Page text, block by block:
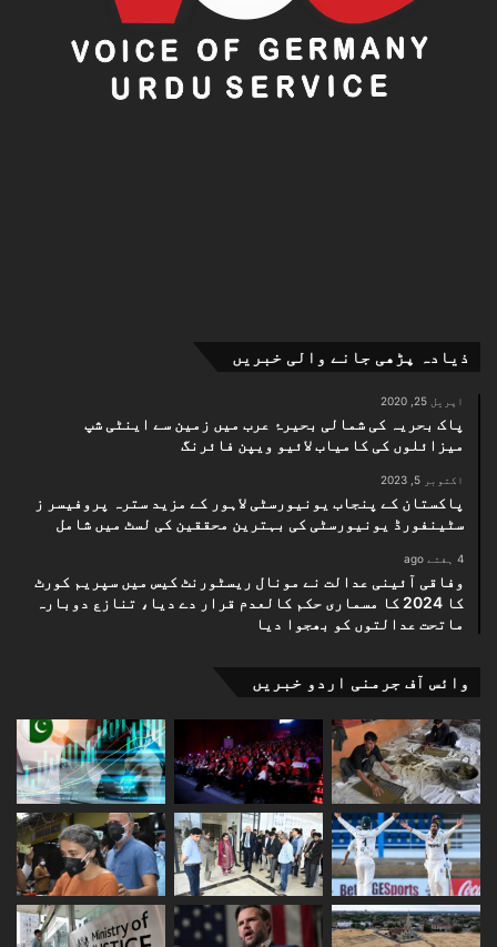
ذیادہ پڑھی جانے والی خبریں
اپریل 25, 2020
پاک بحریہ کی شمالی بحیرۂ عرب میں زمین سے اینٹی شپ
میزائلوں کی کامیاب لائیو ویپن فائرنگ
اکتوبر 5, 2023
پاکستان کے پنجاب یونیورسٹی لاہور کے مزید سترہ پروفیسر ز
سٹینفورڈ یونیورسٹی کی بہترین محققین کی لسٹ میں شامل
4 ہفتے ago
وفاقی آئینی عدالت نے مونال ریسٹورنٹ کیس میں سپریم کورٹ
کا 2024 کا مسماری حکم کالعدم قرار دے دیا، تنازع دوبارہ
ماتحت عدالتوں کو بھجوا دیا
وائس آف جرمنی اردو خبریں